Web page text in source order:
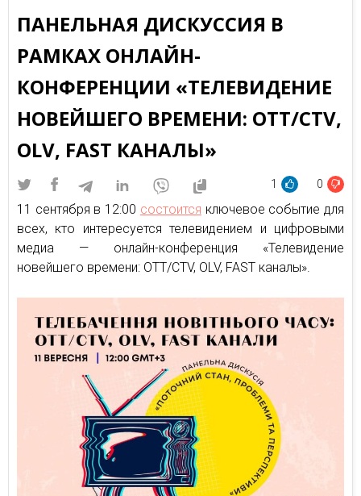
ПАНЕЛЬНАЯ ДИСКУССИЯ В
РАМКАХ ОНЛАЙН-
КОНФЕРЕНЦИИ «ТЕЛЕВИДЕНИЕ
НОВЕЙШЕГО ВРЕМЕНИ: OTT/CTV,
OLV, FAST КАНАЛЫ»
1 0
11 сентября в 12:00 состоится ключевое событие для
всех, кто интересуется телевидением и цифровыми
медиа — онлайн-конференция «Телевидение
новейшего времени: OTT/CTV, OLV, FAST каналы».